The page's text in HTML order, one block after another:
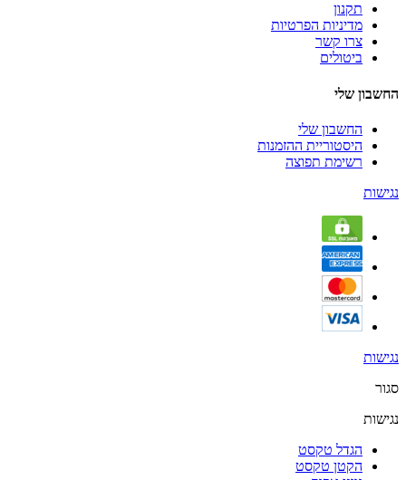
תקנון
מדיניות הפרטיות
צרו קשר
ביטולים
החשבון שלי
החשבון שלי
היסטוריית ההזמנות
רשימת תפוצה
נגישות
נגישות
סגור
נגישות
הגדל טקסט
הקטן טקסט